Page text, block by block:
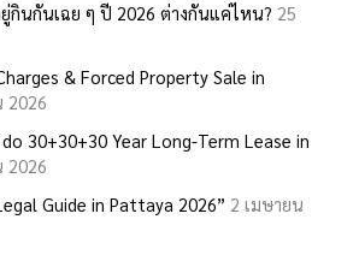
กินกันเฉย ๆ ปี 2026 ต่างกันแค่ไหน? 25
& Forced Property Sale in
2026
30+30+30 Year Long-Term Lease in
2026
Guide in Pattaya 2026” 2 เมษายน